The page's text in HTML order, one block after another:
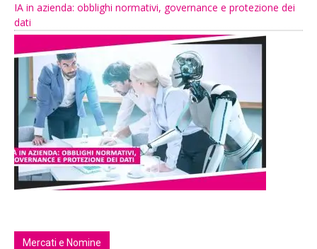
IA in azienda: obblighi normativi, governance e protezione dei
dati
Mercati e Nomine